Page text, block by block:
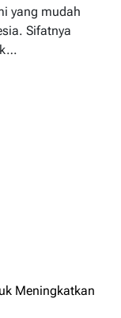
yang mudah
Sifatnya
Meningkatkan